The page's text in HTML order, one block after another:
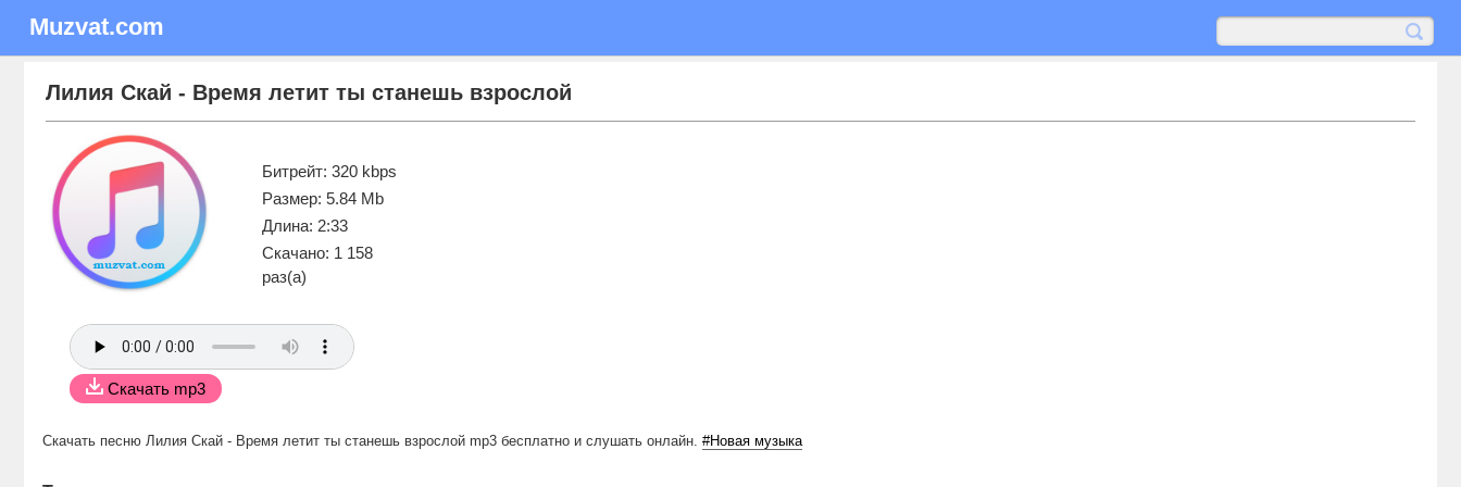
Muzvat.com
Лилия Скай - Время летит ты станешь взрослой
Битрейт: 320 kbps
Размер: 5.84 Mb
Длина: 2:33
Скачано: 1 158
раз(а)
Скачать mp3
Скачать песню Лилия Скай - Время летит ты станешь взрослой mp3 бесплатно и слушать онлайн. #Новая музыка